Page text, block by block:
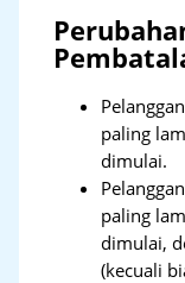
paling
dimulai.
paling
dimulai,
(kecuali